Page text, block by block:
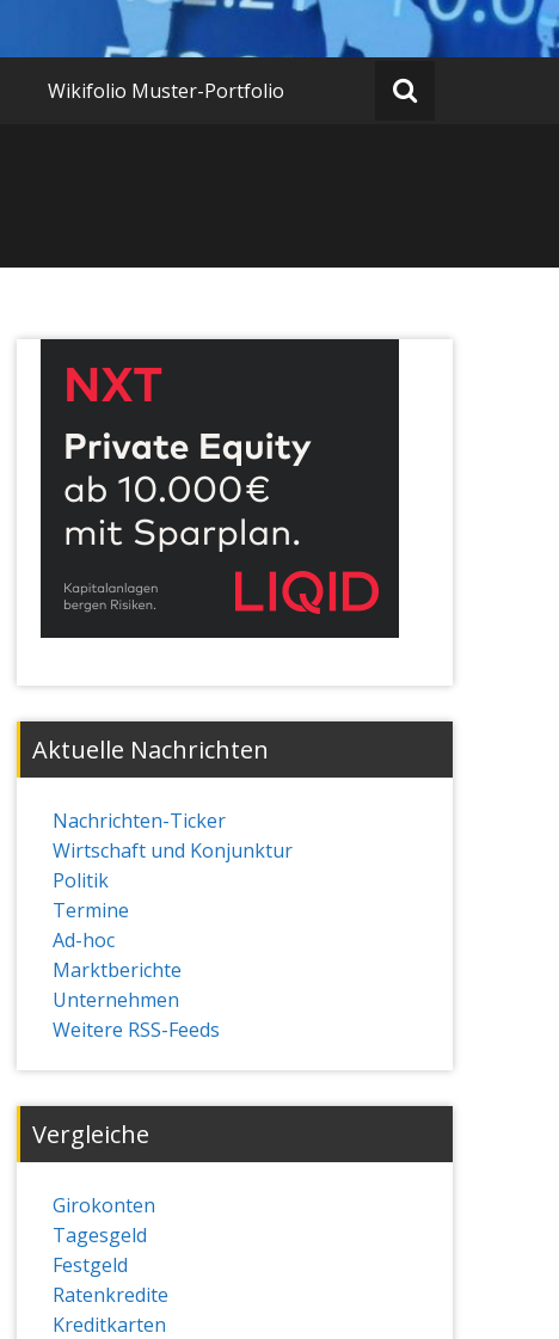
Wikifolio Muster-Portfolio
Aktuelle Nachrichten
Nachrichten-Ticker
Wirtschaft und Konjunktur
Politik
Termine
Ad-hoc
Marktberichte
Unternehmen
Weitere RSS-Feeds
Vergleiche
Girokonten
Tagesgeld
Festgeld
Ratenkredite
Kreditkarten